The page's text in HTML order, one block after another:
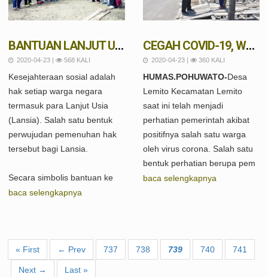
BANTUAN LANJUT USIA MULAI DI SERAHKAN
2020-04-23 | 568 KALI
Kesejahteraan sosial adalah
hak setiap warga negara
termasuk para Lanjut Usia
(Lansia). Salah satu bentuk
perwujudan pemenuhan hak
tersebut bagi Lansia.
Secara simbolis bantuan ke
baca selengkapnya
CEGAH COVID-19, WABUP AMIN HARAS BAGIKAN 500 MASKER DAN 100 KAOS TANGAN DI LEMITO
2020-04-23 | 360 KALI
HUMAS.POHUWATO-Desa
Lemito Kecamatan Lemito
saat ini telah menjadi
perhatian pemerintah akibat
positifnya salah satu warga
oleh virus corona. Salah satu
bentuk perhatian berupa pem
baca selengkapnya
« First ← Prev 737 738 739 740 741
Next → Last »